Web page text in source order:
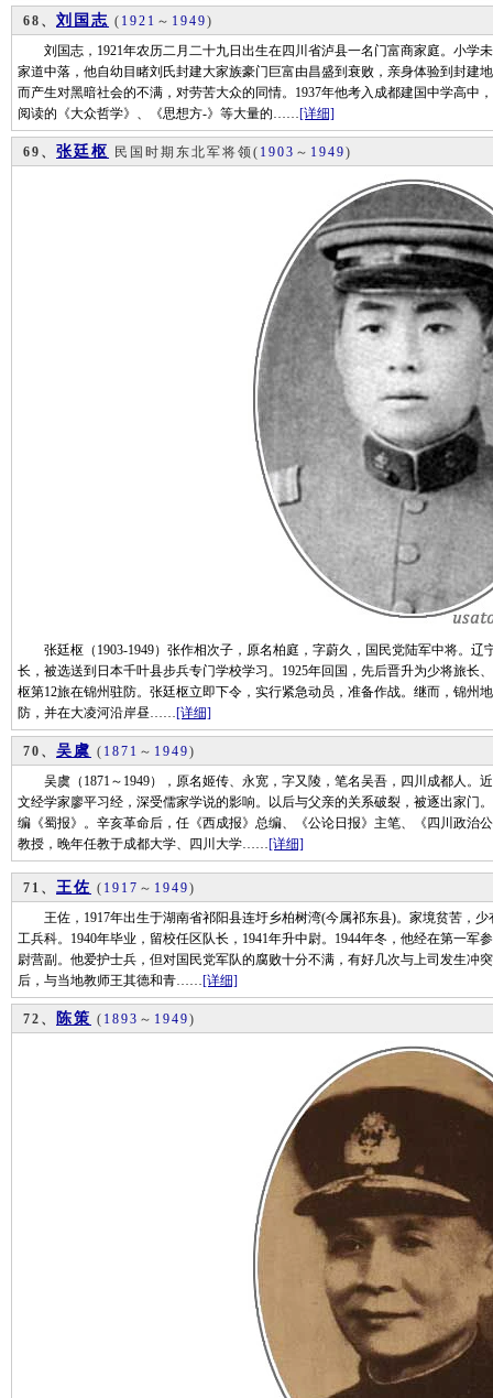
68、 刘国志 ( 1921 ～ 1949)
刘国志，1921年农历二月二十九日出生在四川省泸县一名门富商家庭。小学
家道中落，他自幼目睹刘氏封建大家族豪门巨富由昌盛到衰败，亲身体验到封建
而产生对黑暗社会的不满，对劳苦大众的同情。1937年他考入成都建国中学高中
阅读的《大众哲学》、《思想方-》等大量的……[详细]
69、 张廷枢 民国时期东北军将领( 1903 ～ 1949)
张廷枢（1903-1949）张作相次子，原名柏庭，字蔚久，国民党陆军中将。辽
长，被选送到日本千叶县步兵专门学校学习。1925年回国，先后晋升为少将旅长
枢第12旅在锦州驻防。张廷枢立即下令，实行紧急动员，准备作战。继而，锦州
防，并在大凌河沿岸昼……[详细]
70、 吴虞 ( 1871 ～ 1949)
吴虞（1871～1949），原名姬传、永宽，字又陵，笔名吴吾，四川成都人。
文经学家廖平习经，深受儒家学说的影响。以后与父亲的关系破裂，被逐出家门
编《蜀报》。辛亥革命后，任《西成报》总编、《公论日报》主笔、《四川政治
教授，晚年任教于成都大学、四川大学……[详细]
71、 王佐 ( 1917 ～ 1949)
王佐，1917年出生于湖南省祁阳县连圩乡柏树湾(今属祁东县)。家境贫苦，少
工兵科。1940年毕业，留校任区队长，1941年升中尉。1944年冬，他经在第一
尉营副。他爱护士兵，但对国民党军队的腐败十分不满，有好几次与上司发生冲
后，与当地教师王其德和青……[详细]
72、 陈策 ( 1893 ～ 1949)